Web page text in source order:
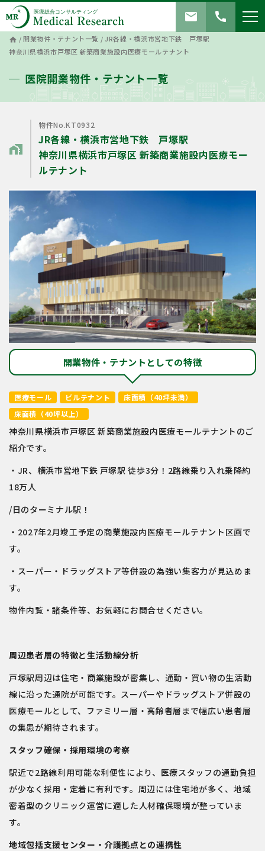
call
mail
home /開業物件・テナント一覧 /JR各線・横浜市営地下鉄 戸塚駅
神奈川県横浜市戸塚区 新築商業施設内医療モールテナント
医院開業物件・テナント一覧
home_work
物件No.KT0932
JR各線・横浜市営地下鉄 戸塚駅
神奈川県横浜市戸塚区 新築商業施設内医療モー
ルテナント
開業物件・テナントとしての特徴
医療モール ビルテナント
床面積（40坪未満）
床面積（40坪以上）
神奈川県横浜市戸塚区 新築商業施設内医療モールテナントのご
紹介です。
・JR、横浜市営地下鉄 戸塚駅 徒歩3分！2路線乗り入れ乗降約
18万人
/日のターミナル駅！
・2027年2月竣工予定の商業施設内医療モールテナント区画で
す。
・スーパー・ドラッグストア等併設の為強い集客力が見込めま
す。
物件内覧・諸条件等、お気軽にお問合せください。
周辺患者層の特徴と生活動線分析
戸塚駅周辺は住宅・商業施設が密集し、通勤・買い物の生活動
線に沿った通院が可能です。スーパーやドラッグストア併設の
医療モールとして、ファミリー層・高齢者層まで幅広い患者層
の集患が期待されます。
スタッフ確保・採用環境の考察
駅近で2路線利用可能な利便性により、医療スタッフの通勤負担
が少なく採用・定着に有利です。周辺には住宅地が多く、地域
密着型のクリニック運営に適した人材確保環境が整っていま
す。
地域包括支援センター・介護拠点との連携性